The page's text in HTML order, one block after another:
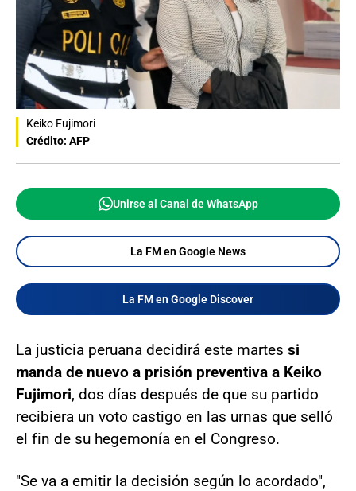
Keiko Fujimori
Crédito: AFP
Unirse al Canal de WhatsApp
La FM en Google News
La FM en Google Discover
La justicia peruana decidirá este martes si
manda de nuevo a prisión preventiva a Keiko
Fujimori, dos días después de que su partido
recibiera un voto castigo en las urnas que selló
el fin de su hegemonía en el Congreso.
"Se va a emitir la decisión según lo acordado",